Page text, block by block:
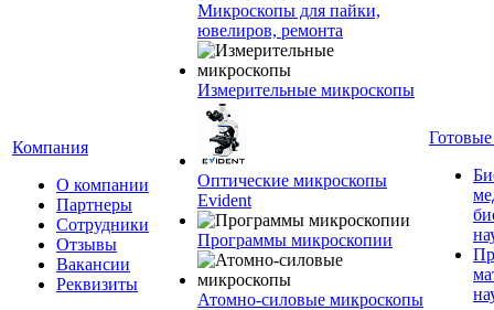
Компания
О компании
Партнеры
Сотрудники
Отзывы
Вакансии
Реквизиты
Микроскопы для пайки,
ювелиров, ремонта
Измерительные микроскопы
Оптические микроскопы
Evident
Программы микроскопии
Атомно-силовые микроскопы